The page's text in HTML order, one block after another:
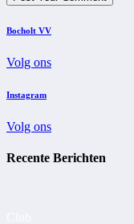
Bocholt VV
Volg ons
Instagram
Volg ons
Recente Berichten